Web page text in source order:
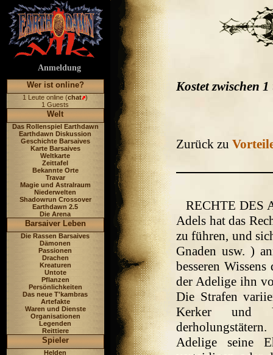
Anmeldung
Wer ist online?
1 Leute online (chat )
1 Guests
Welt
Das Rollenspiel Earthdawn
Earthdawn Diskussion
Geschichte Barsaives
Karte Barsaives
Weltkarte
Zeittafel
Bekannte Orte
Travar
Magie und Astralraum
Niederwelten
Shadowrun Crossover
Earthdawn 2.5
Die Arena
Barsaiver Leben
Die Rassen Barsaives
Dämonen
Passionen
Drachen
Kreaturen
Untote
Pflanzen
Persönlichkeiten
Das neue T'kambras
Artefakte
Waren und Dienste
Organisationen
Legenden
Reittiere
Spieler
Helden
Kostet zwischen
Zurück zu
RECHTE DES
Adels hat das
zu führen, und
Gnaden usw. )
besseren
der Adelige ihn
Die Strafen
Kerker und
Adelige seine